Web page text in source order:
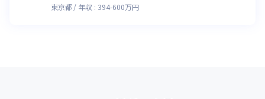
東京都
年収 : 394-600万円